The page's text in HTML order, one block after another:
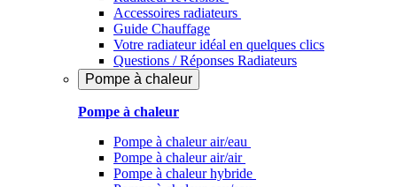
Accessoires radiateurs
Guide Chauffage
Votre radiateur idéal en quelques clics
Questions / Réponses Radiateurs
Pompe à chaleur
Pompe à chaleur
Pompe à chaleur air/eau
Pompe à chaleur air/air
Pompe à chaleur hybride